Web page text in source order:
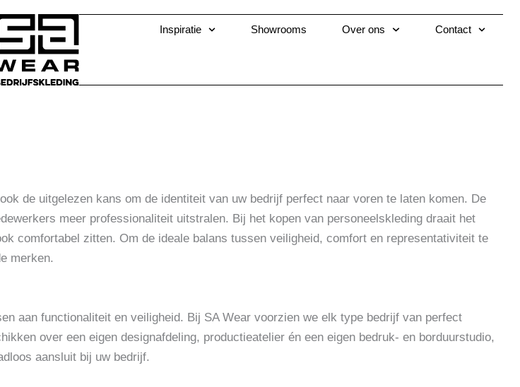
Inspiratie Showrooms Over ons Contact
de uitgelezen kans om de identiteit van uw bedrijf perfect naar voren te laten komen. De
meer professionaliteit uitstralen. Bij het kopen van personeelskleding draait het
comfortabel zitten. Om de ideale balans tussen veiligheid, comfort en representativiteit te
merken.
aan functionaliteit en veiligheid. Bij SA Wear voorzien we elk type bedrijf van perfect
over een eigen designafdeling, productieatelier én een eigen bedruk- en borduurstudio,
aansluit bij uw bedrijf.